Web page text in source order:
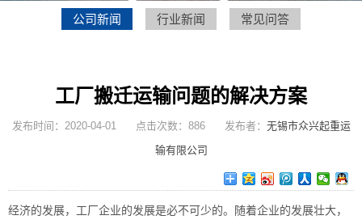
公司新闻 行业新闻 常见问答
工厂搬迁运输问题的解决方案
发布时间：2020-04-01 点击次数：886 发布者： 无锡市众兴起重运
输有限公司
经济的发展，工厂企业的发展是必不可少的。随着企业的发展壮大，